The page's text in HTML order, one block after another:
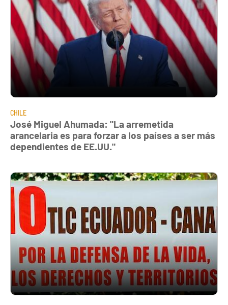
CHILE
José Miguel Ahumada: "La arremetida
arancelaria es para forzar a los países a ser más
dependientes de EE.UU."